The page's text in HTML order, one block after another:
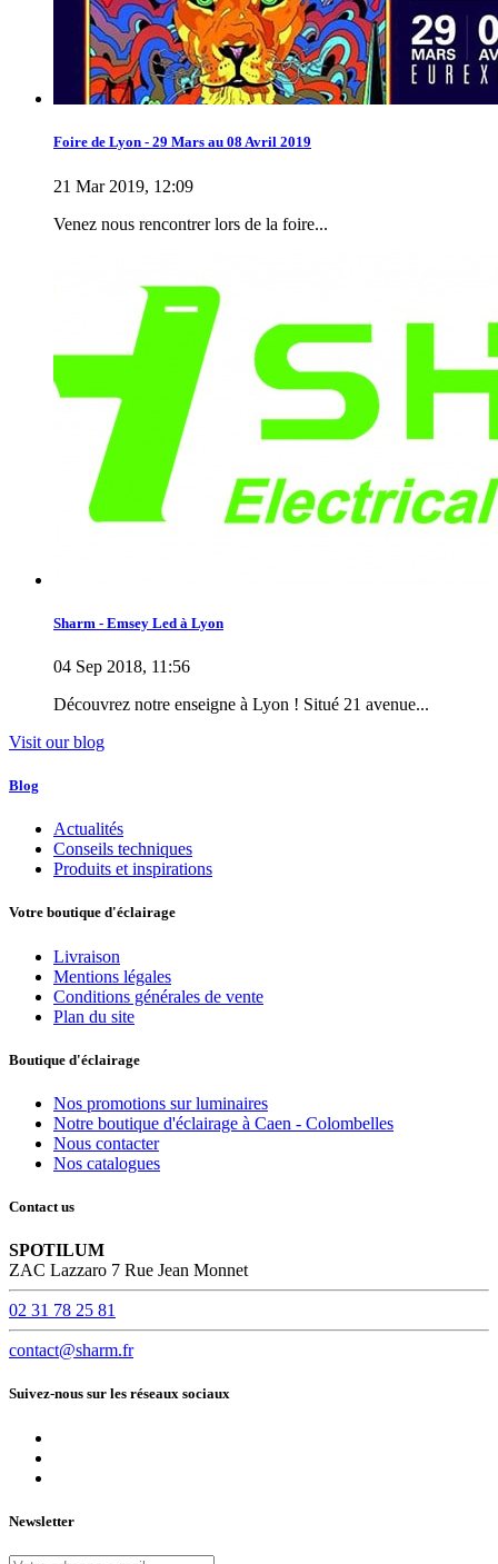
Foire de Lyon - 29 Mars au 08 Avril 2019
21 Mar 2019, 12:09
Venez nous rencontrer lors de la foire...
Sharm - Emsey Led à Lyon
04 Sep 2018, 11:56
Découvrez notre enseigne à Lyon ! Situé 21 avenue...
Visit our blog
Blog
Actualités
Conseils techniques
Produits et inspirations
Votre boutique d'éclairage
Livraison
Mentions légales
Conditions générales de vente
Plan du site
Boutique d'éclairage
Nos promotions sur luminaires
Notre boutique d'éclairage à Caen - Colombelles
Nous contacter
Nos catalogues
Contact us
SPOTILUM
ZAC Lazzaro 7 Rue Jean Monnet
02 31 78 25 81
contact@sharm.fr
Suivez-nous sur les réseaux sociaux
Newsletter